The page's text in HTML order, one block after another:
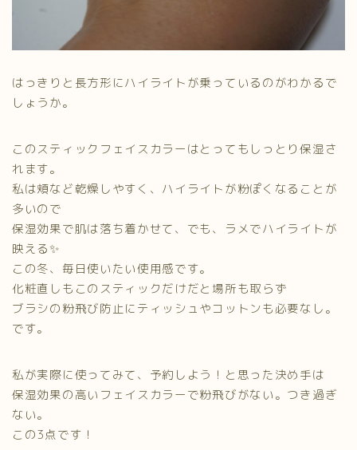
はっきりと長方形にハイライトが乗っているのがわかるで
しょうか。
このスティックフェイスカラーはとってもしっとり保湿さ
れます。
私は頬など乾燥しやすく、ハイライトが粉ぽくなることが
多いので
保湿効果で肌は落ち着かせて、でも、ラメでハイライトが
映える✨
この冬、毎日使いたい使用感です。
化粧直しもこのスティックだけだと場所も取らず
ブラシの粉飛び防止にティッシュやコットンも必要なし。
です。
私が実際に使ってみて、予約しよう！と思った決め手は
保湿効果の高いフェイスカラーで粉飛びがない。つき過ぎ
ない。
この3点です！